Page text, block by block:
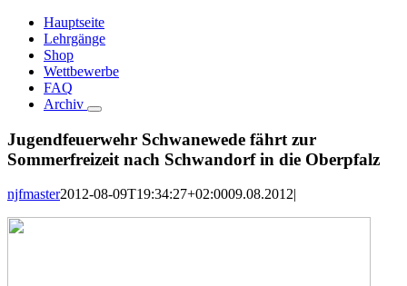
Hauptseite
Lehrgänge
Shop
Wettbewerbe
FAQ
Archiv
Jugendfeuerwehr Schwanewede fährt zur
Sommerfreizeit nach Schwandorf in die Oberpfalz
njfmaster2012-08-09T19:34:27+02:0009.08.2012|